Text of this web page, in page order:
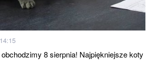
8 sierpnia! Najpiękniejsze koty